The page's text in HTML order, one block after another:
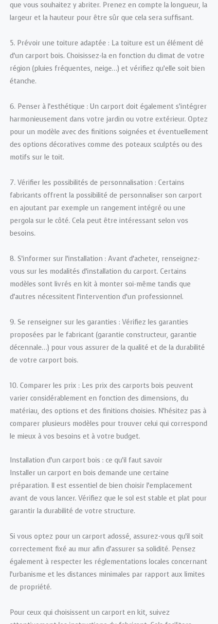
que vous souhaitez y abriter. Prenez en compte la longueur, la
largeur et la hauteur pour être sûr que cela sera suffisant.
5. Prévoir une toiture adaptée : La toiture est un élément clé
d’un carport bois. Choisissez-la en fonction du climat de votre
région (pluies fréquentes, neige…) et vérifiez qu’elle soit bien
étanche.
6. Penser à l’esthétique : Un carport doit également s’intégrer
harmonieusement dans votre jardin ou votre extérieur. Optez
pour un modèle avec des finitions soignées et éventuellement
des options décoratives comme des poteaux sculptés ou des
motifs sur le toit.
7. Vérifier les possibilités de personnalisation : Certains
fabricants offrent la possibilité de personnaliser son carport
en ajoutant par exemple un rangement intégré ou une
pergola sur le côté. Cela peut être intéressant selon vos
besoins.
8. S’informer sur l’installation : Avant d’acheter, renseignez-
vous sur les modalités d’installation du carport. Certains
modèles sont livrés en kit à monter soi-même tandis que
d’autres nécessitent l’intervention d’un professionnel.
9. Se renseigner sur les garanties : Vérifiez les garanties
proposées par le fabricant (garantie constructeur, garantie
décennale…) pour vous assurer de la qualité et de la durabilité
de votre carport bois.
10. Comparer les prix : Les prix des carports bois peuvent
varier considérablement en fonction des dimensions, du
matériau, des options et des finitions choisies. N’hésitez pas à
comparer plusieurs modèles pour trouver celui qui correspond
le mieux à vos besoins et à votre budget.
Installation d’un carport bois : ce qu’il faut savoir
Installer un carport en bois demande une certaine
préparation. Il est essentiel de bien choisir l’emplacement
avant de vous lancer. Vérifiez que le sol est stable et plat pour
garantir la durabilité de votre structure.
Si vous optez pour un carport adossé, assurez-vous qu’il soit
correctement fixé au mur afin d’assurer sa solidité. Pensez
également à respecter les réglementations locales concernant
l’urbanisme et les distances minimales par rapport aux limites
de propriété.
Pour ceux qui choisissent un carport en kit, suivez